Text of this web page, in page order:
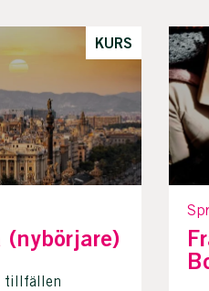
KURS
(nybörjare)
tillfällen